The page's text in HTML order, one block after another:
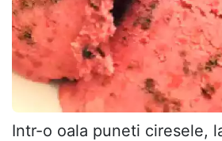
Intr-o oala puneti ciresele,